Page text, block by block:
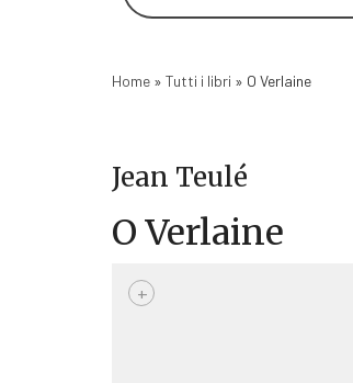
Home » Tutti i libri » O Verlaine
Jean Teulé
O Verlaine
+